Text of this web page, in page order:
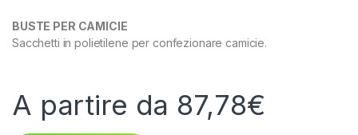
BUSTE PER CAMICIE
Sacchetti in polietilene per confezionare camicie.
A partire da 87,78€